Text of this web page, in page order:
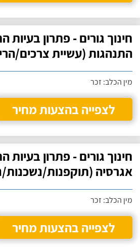
חינוך גורים - פתרון בעיות
התנהגות (עשיית צרכים/
מין הכלב: זכר
לצפייה בהצעות מחיר
חינוך גורים - פתרון בעיות
אגרסיה (תוקפנות/נשכנות/
מין הכלב: זכר
לצפייה בהצעות מחיר